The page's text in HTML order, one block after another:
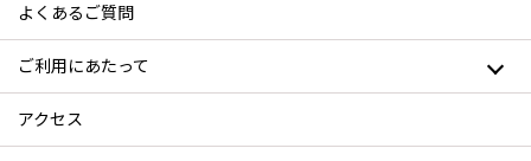
よくあるご質問
ご利用にあたって
アクセス